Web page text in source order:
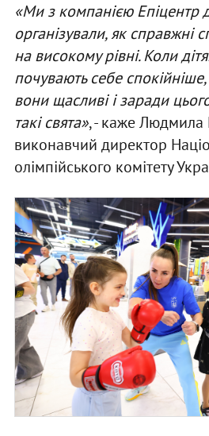
«Ми з компанією
організували, як справжні
на високому рівні. Коли
почувають себе спокійніше,
вони щасливі і заради
такі свята», - каже Людмила
виконавчий директор
олімпійського комітету